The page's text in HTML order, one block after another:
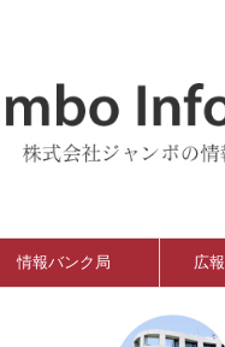
情報バンク局 広